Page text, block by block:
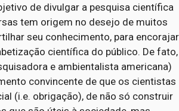
de divulgar a pesquisa científica
tem origem no desejo de muitos
seu conhecimento, para encorajar
científica do público. De fato,
e ambientalista americana)
convincente de que os cientistas
(i.e. obrigação), de não só construir